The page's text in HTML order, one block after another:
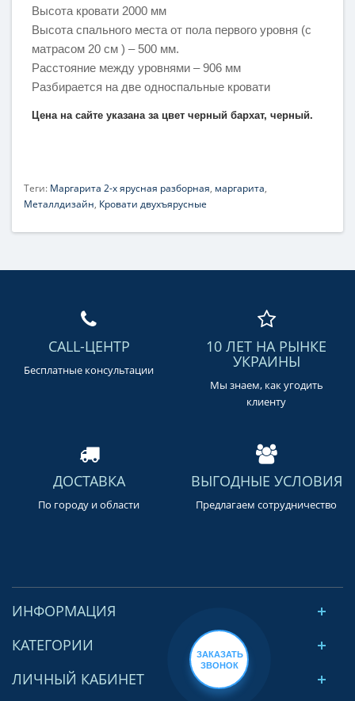
Высота кровати 2000 мм
Высота спального места от пола первого уровня (с
матрасом 20 см ) – 500 мм.
Расстояние между уровнями – 906 мм
Разбирается на две односпальные кровати
Цена на сайте указана за цвет черный бархат, черный.
Теги: Маргарита 2-х ярусная разборная, маргарита,
Металлдизайн, Кровати двухъярусные
CALL-ЦЕНТР
Бесплатные консультации
10 ЛЕТ НА РЫНКЕ
УКРАИНЫ
Мы знаем, как угодить
клиенту
ДОСТАВКА
По городу и области
ВЫГОДНЫЕ УСЛОВИЯ
Предлагаем сотрудничество
ИНФОРМАЦИЯ
КАТЕГОРИИ
ЛИЧНЫЙ КАБИНЕТ
ЗАКАЗАТЬ
ЗВОНОК